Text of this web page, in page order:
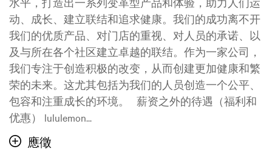
动、成长、建立联结和追求健康。我们的成功离不开
我们的优质产品、对门店的重视、对人员的承诺、以
及与所在各个社区建立卓越的联结。作为一家公司，
我们专注于创造积极的改变，从而创建更加健康和繁
荣的未来。这尤其包括为我们的人员创造一个公平、
包容和注重成长的环境。 薪资之外的待遇（福利和
优惠） lululemon...
應徵